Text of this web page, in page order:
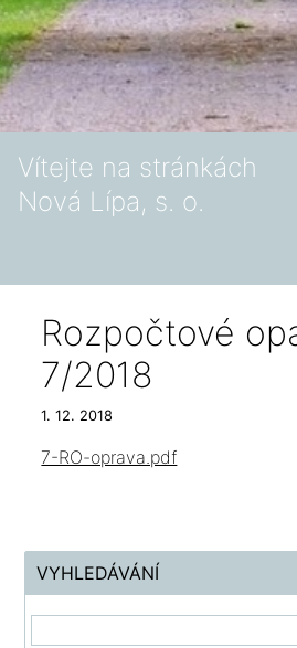
Vítejte na stránkách
Nová Lípa, s. o.
Rozpočtové
7/2018
1. 12. 2018
7-RO-oprava.pdf
VYHLEDÁVÁNÍ